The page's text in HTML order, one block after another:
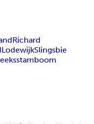
Richard
LodewijkSlingsbie
stamboom